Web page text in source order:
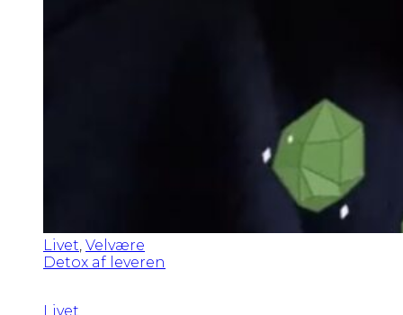
Livet, Velvære
Detox af leveren
Livet